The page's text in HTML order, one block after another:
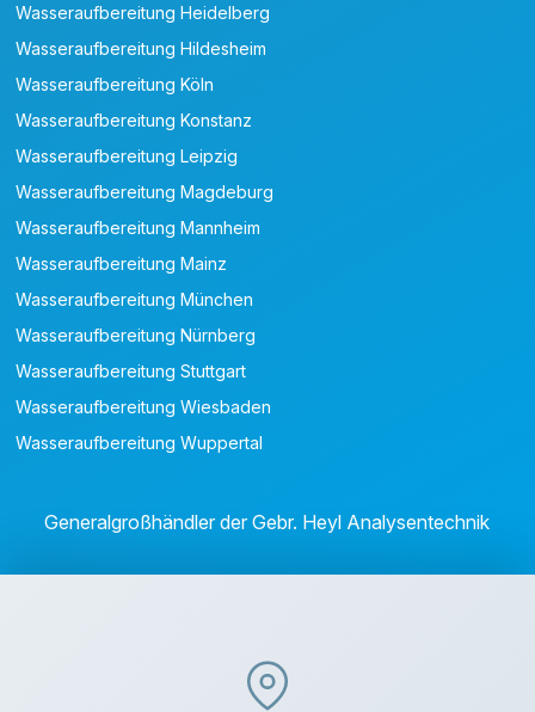
Wasseraufbereitung Heidelberg
Wasseraufbereitung Hildesheim
Wasseraufbereitung Köln
Wasseraufbereitung Konstanz
Wasseraufbereitung Leipzig
Wasseraufbereitung Magdeburg
Wasseraufbereitung Mannheim
Wasseraufbereitung Mainz
Wasseraufbereitung München
Wasseraufbereitung Nürnberg
Wasseraufbereitung Stuttgart
Wasseraufbereitung Wiesbaden
Wasseraufbereitung Wuppertal
Generalgroßhändler der Gebr. Heyl Analysentechnik